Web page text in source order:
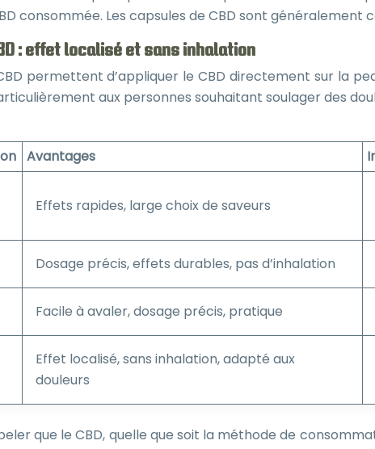
consommée. Les capsules de CBD sont généralement
: effet localisé et sans inhalation
permettent d’appliquer le CBD directement sur la
aux personnes souhaitant soulager des
Avantages
Effets rapides, large choix de saveurs
Dosage précis, effets durables, pas d’inhalation
Facile à avaler, dosage précis, pratique
Effet localisé, sans inhalation, adapté aux
douleurs
que le CBD, quelle que soit la méthode de